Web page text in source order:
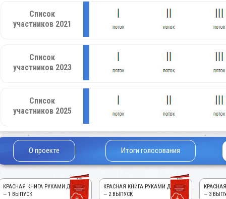
Список
участников 2021
Список
участников 2023
Список
участников 2025
О проекте Итоги голосования
КРАСНАЯ КНИГА РУКАМИ ДЕТЕЙ!
— 1 ВЫПУСК
КРАСНАЯ КНИГА РУКАМИ ДЕТЕЙ!
— 2 ВЫПУСК
— 3